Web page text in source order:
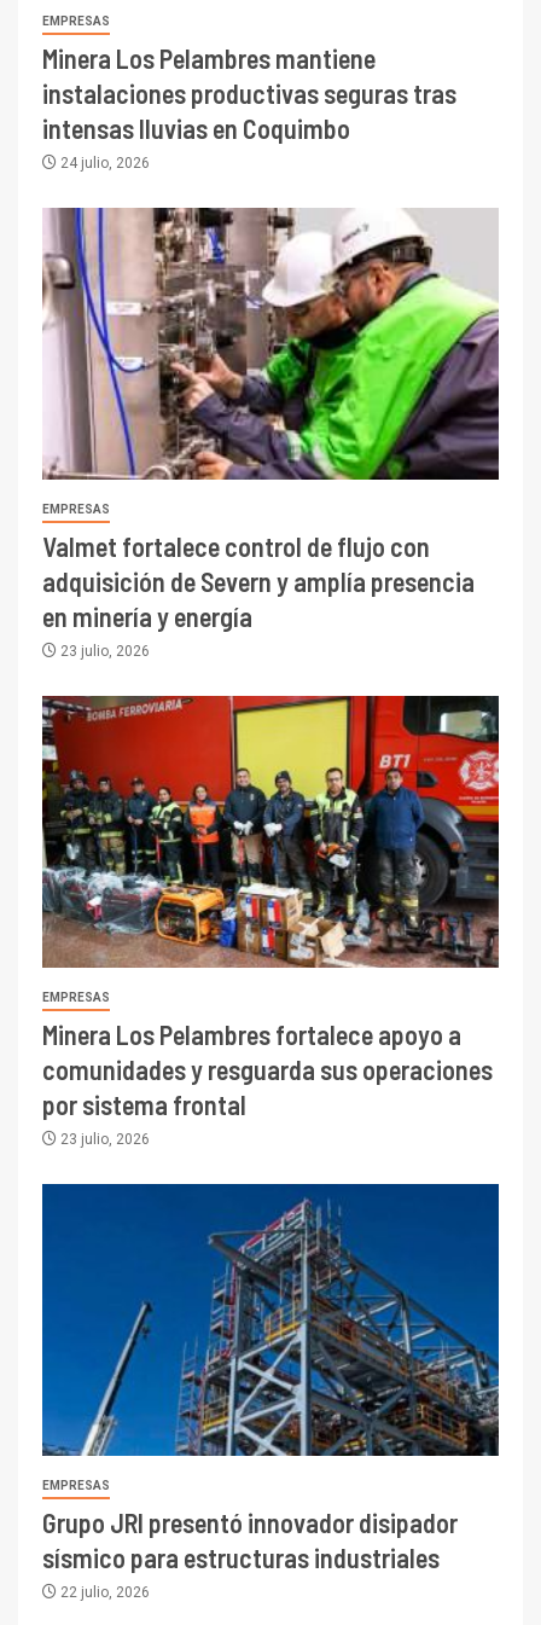
EMPRESAS
Minera Los Pelambres mantiene
instalaciones productivas seguras tras
intensas lluvias en Coquimbo
24 julio, 2026
EMPRESAS
Valmet fortalece control de flujo con
adquisición de Severn y amplía presencia
en minería y energía
23 julio, 2026
EMPRESAS
Minera Los Pelambres fortalece apoyo a
comunidades y resguarda sus operaciones
por sistema frontal
23 julio, 2026
EMPRESAS
Grupo JRI presentó innovador disipador
sísmico para estructuras industriales
22 julio, 2026